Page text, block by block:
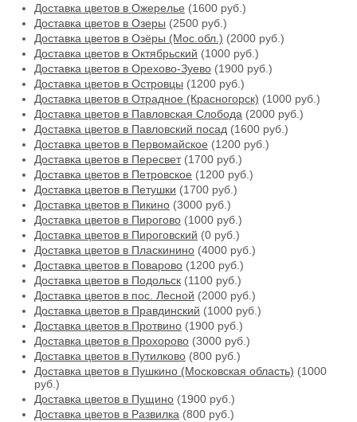
Доставка цветов в Ожерелье (1600 руб.)
Доставка цветов в Озеры (2500 руб.)
Доставка цветов в Озёры (Мос.обл.) (2000 руб.)
Доставка цветов в Октябрьский (1000 руб.)
Доставка цветов в Орехово-Зуево (1900 руб.)
Доставка цветов в Островцы (1200 руб.)
Доставка цветов в Отрадное (Красногорск) (1000 руб.)
Доставка цветов в Павловская Слобода (2000 руб.)
Доставка цветов в Павловский посад (1600 руб.)
Доставка цветов в Первомайское (1200 руб.)
Доставка цветов в Пересвет(1700 руб.)
Доставка цветов в Петровское (1200 руб.)
Доставка цветов в Петушки (1700 руб.)
Доставка цветов в Пикино (3000 руб.)
Доставка цветов в Пирогово (1000 руб.)
Доставка цветов в Пироговский (0 руб.)
Доставка цветов в Пласкинино (4000 руб.)
Доставка цветов в Поварово (1200 руб.)
Доставка цветов в Подольск (1100 руб.)
Доставка цветов в пос. Лесной (2000 руб.)
Доставка цветов в Правдинский (1000 руб.)
Доставка цветов в Протвино (1900 руб.)
Доставка цветов в Прохорово (3000 руб.)
Доставка цветов в Путилково (800 руб.)
Доставка цветов в Пушкино (Московская область) (1000
руб.)
Доставка цветов в Пущино (1900 руб.)
Доставка цветов в Развилка (800 руб.)